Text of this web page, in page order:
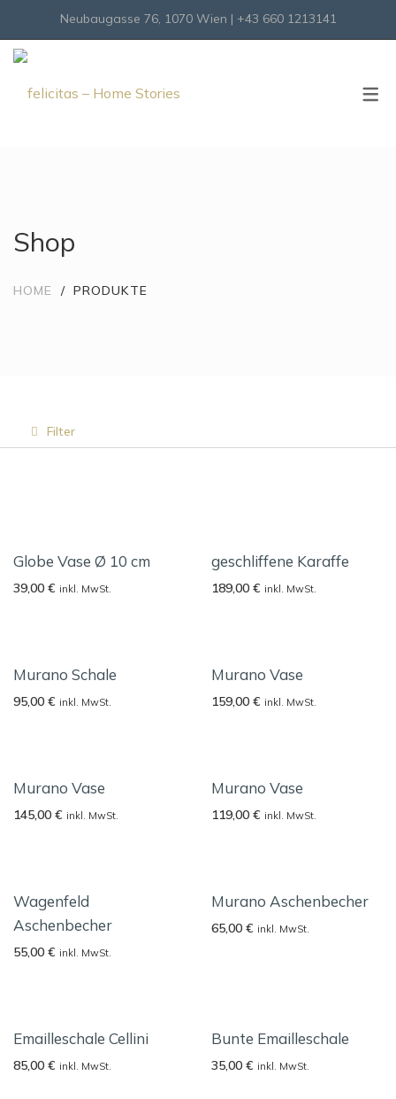
Neubaugasse 76, 1070 Wien | +43 660 1213141
Shop
HOME PRODUKTE
Filter
Globe Vase Ø 10 cm
39,00 € inkl. MwSt.
geschliffene Karaffe
189,00 € inkl. MwSt.
Murano Schale
95,00 € inkl. MwSt.
Murano Vase
159,00 € inkl. MwSt.
Murano Vase
145,00 € inkl. MwSt.
Murano Vase
119,00 € inkl. MwSt.
Wagenfeld
Aschenbecher
55,00 € inkl. MwSt.
Murano Aschenbecher
65,00 € inkl. MwSt.
Emailleschale Cellini
85,00 € inkl. MwSt.
Bunte Emailleschale
35,00 € inkl. MwSt.